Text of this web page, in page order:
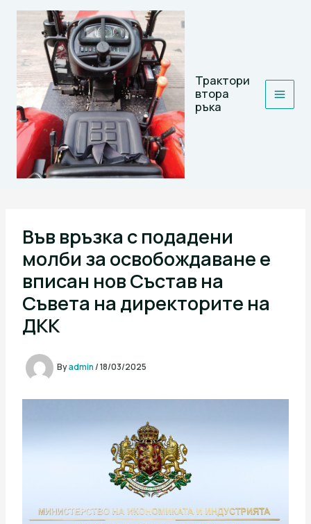
Skip
Трактори
втора
ръка
Във връзка с подадени
молби за освобождаване e
вписан нов Състав на
Съвета на директорите на
ДКК
Byadmin/18/03/2025